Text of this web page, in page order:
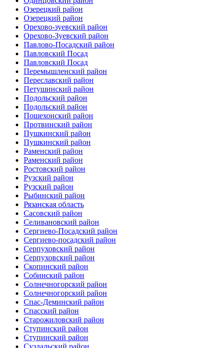
Озерецкий район
Озерецкий район
Орехово-зуевский район
Орехово-Зуевский район
Павлово-Посадский район
Павловский Посад
Павловский Посад
Перемышленский район
Переславский район
Петушинский район
Подольский район
Подольский район
Пошехонский район
Протвинский район
Пушкинский район
Пушкинский район
Раменский район
Раменский район
Ростовский район
Рузский район
Рузский район
Рыбинский район
Рязанская область
Сасовский район
Селивановский район
Сергиево-Посадский район
Сергиево-посадский район
Серпуховский район
Серпуховский район
Скопинский район
Собинский район
Солнечногорский район
Солнечногорский район
Спас-Деминский район
Спасский район
Старожиловский район
Ступинский район
Ступинский район
Суздальский район